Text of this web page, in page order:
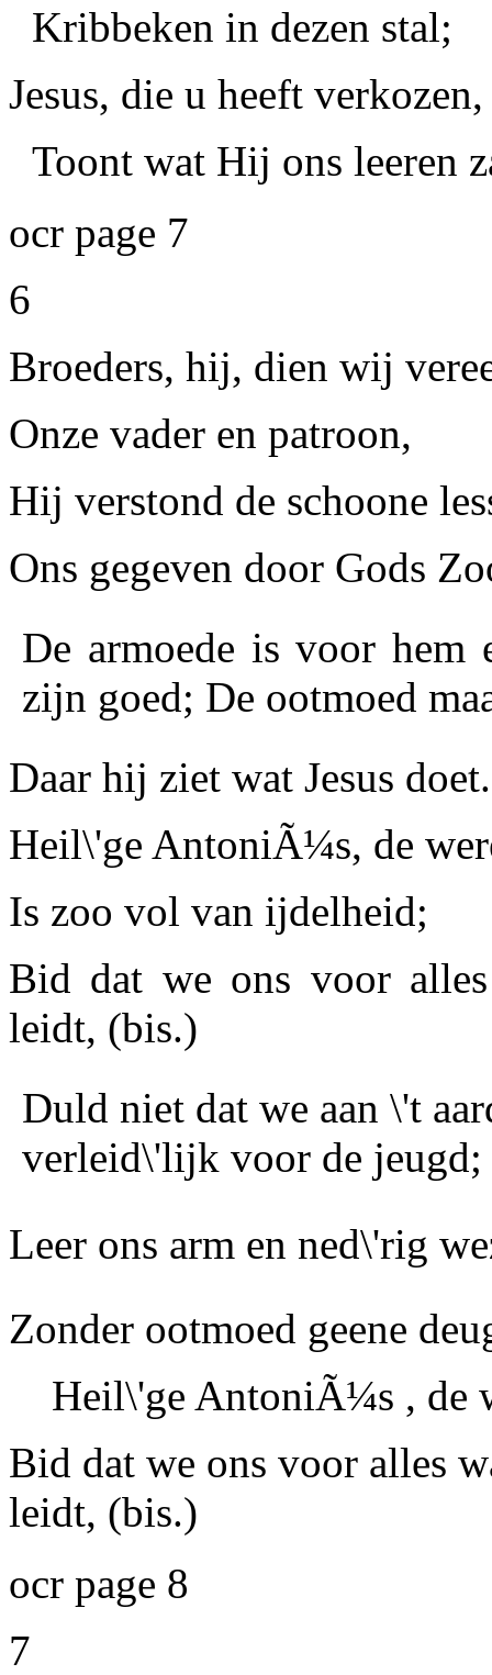
Kribbeken in dezen stal;
Jesus, die u heeft verkozen,
Toont wat Hij ons leeren
ocr page 7
6
Broeders, hij, dien wij
Onze vader en patroon,
Hij verstond de schoone
Ons gegeven door Gods
De armoede is voor
zijn goed; De ootmoed
Daar hij ziet wat Jesus doet.
Heil\'ge AntoniÃ¼s, de
Is zoo vol van ijdelheid;
Bid dat we ons voor
leidt, (bis.)
Duld niet dat we aan \'t
verleid\'lijk voor de jeugd;
Leer ons arm en ned\'rig
Zonder ootmoed geene
Heil\'ge AntoniÃ¼s , de
Bid dat we ons voor alles
leidt, (bis.)
ocr page 8
7